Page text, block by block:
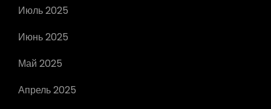
Июль 2025
Июнь 2025
Май 2025
Апрель 2025